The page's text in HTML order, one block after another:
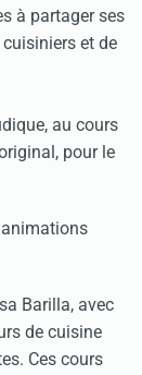
à partager ses
et de
au cours
pour le
animations
Barilla, avec
de cuisine
Ces cours